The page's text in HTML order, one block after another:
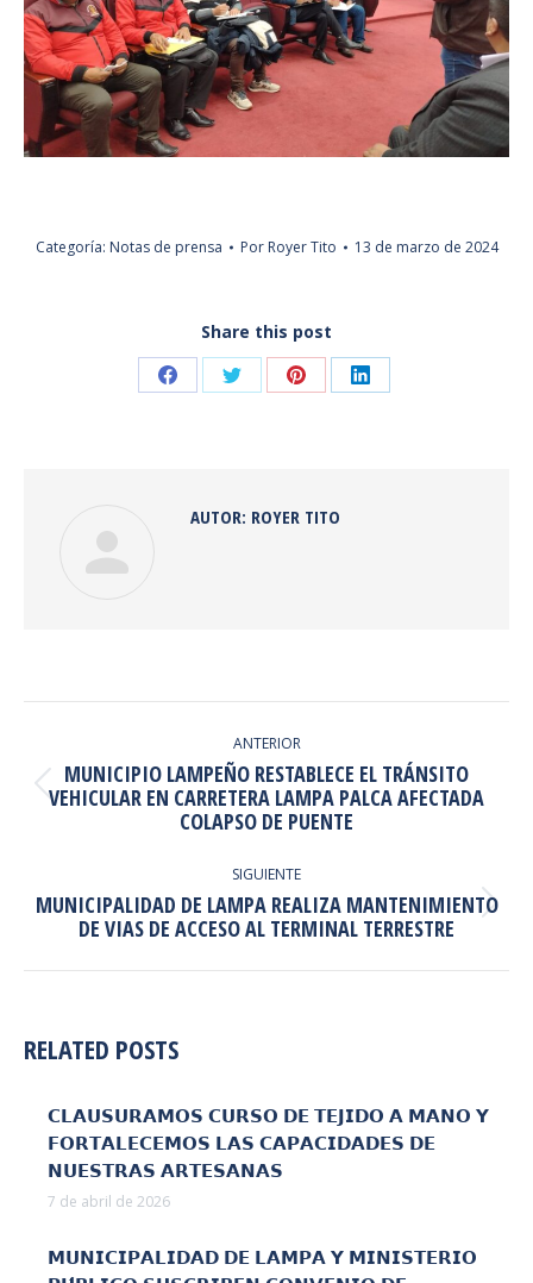
Categoría: Notas de prensa Por Royer Tito 13 de marzo de 2024
Share this post
Share Share Share Share
AUTOR: ROYER TITO
PUBLICACIONES
ANTERIOR
Publicación
anterior:
MUNICIPIO LAMPEÑO RESTABLECE EL TRÁNSITO
VEHICULAR EN CARRETERA LAMPA PALCA AFECTADA
COLAPSO DE PUENTE
SIGUIENTE
Publicación
siguiente:
MUNICIPALIDAD DE LAMPA REALIZA MANTENIMIENTO
DE VIAS DE ACCESO AL TERMINAL TERRESTRE
RELATED POSTS
𝗖𝗟𝗔𝗨𝗦𝗨𝗥𝗔𝗠𝗢𝗦 𝗖𝗨𝗥𝗦𝗢 𝗗𝗘 𝗧𝗘𝗝𝗜𝗗𝗢 𝗔 𝗠𝗔𝗡𝗢 𝗬
𝗙𝗢𝗥𝗧𝗔𝗟𝗘𝗖𝗘𝗠𝗢𝗦 𝗟𝗔𝗦 𝗖𝗔𝗣𝗔𝗖𝗜𝗗𝗔𝗗𝗘𝗦 𝗗𝗘
𝗡𝗨𝗘𝗦𝗧𝗥𝗔𝗦 𝗔𝗥𝗧𝗘𝗦𝗔𝗡𝗔𝗦
7 de abril de 2026
𝗠𝗨𝗡𝗜𝗖𝗜𝗣𝗔𝗟𝗜𝗗𝗔𝗗 𝗗𝗘 𝗟𝗔𝗠𝗣𝗔 𝗬 𝗠𝗜𝗡𝗜𝗦𝗧𝗘𝗥𝗜𝗢